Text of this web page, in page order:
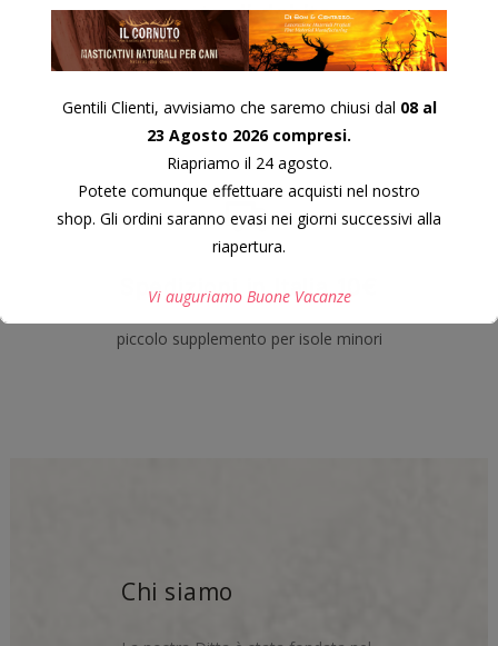
carte di debito
Spedizioni in Italia 10€
piccolo supplemento per isole minori
Chi siamo
Gentili Clienti, avvisiamo che saremo chiusi dal 08 al
23 Agosto 2026 compresi.
Riapriamo il 24 agosto.
Potete comunque effettuare acquisti nel nostro
shop. Gli ordini saranno evasi nei giorni successivi alla
riapertura.
Vi auguriamo Buone Vacanze